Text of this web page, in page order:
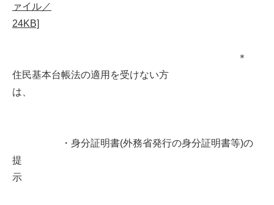
ァイル／
24KB]
＊
住民基本台帳法の適用を受けない方
は、
・身分証明書(外務省発行の身分証明書等)の
提
示